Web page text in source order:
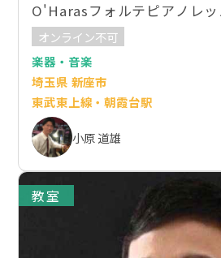
O'Harasフォルテピアノレ
オンライン不可
楽器・音楽
埼玉県 新座市
東武東上線・朝霞台駅
小原 道雄
教室